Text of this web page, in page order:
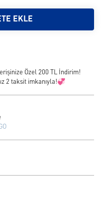
EKLE
Özel 200 TL İndirim!
2 taksit imkanıyla!💞